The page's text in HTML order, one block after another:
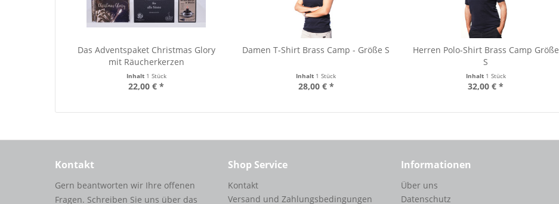
Das Adventspaket Christmas Glory
mit Räucherkerzen
Inhalt 1 Stück
22,00 € *
Damen T-Shirt Brass Camp - Größe S
Inhalt 1 Stück
28,00 € *
Herren Polo-Shirt Brass Camp Größe
S
Inhalt 1 Stück
32,00 € *
Kontakt
Gern beantworten wir Ihre offenen
Fragen. Schreiben Sie uns über das
Shop Service
Kontakt
Versand und Zahlungsbedingungen
Informationen
Über uns
Datenschutz